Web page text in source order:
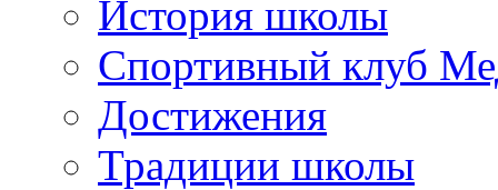
История школы
Спортивный клуб
Достижения
Традиции школы